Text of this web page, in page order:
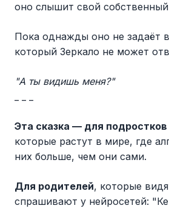
оно слышит свой собственный
Пока однажды оно не задаёт
который Зеркало не может
"А ты видишь меня?"
Эта сказка — для подростков
которые растут в мире, где
них больше, чем они сами.
Для родителей, которые
спрашивают у нейросетей: